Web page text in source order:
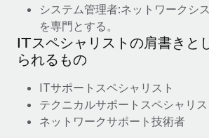
システム管理者:ネットワークシ
を専門とする。
ITスペシャリストの肩書きと
られるもの
ITサポートスペシャリスト
テクニカルサポートスペシャリス
ネットワークサポート技術者